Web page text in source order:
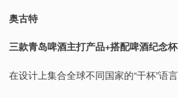
奥古特
三款青岛啤酒主打产品+搭配啤酒纪念杯
在设计上集合全球不同国家的“干杯”语言